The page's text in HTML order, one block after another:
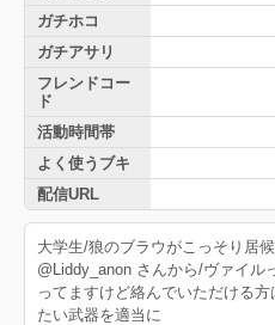
ガチホコ
ガチアサリ
フレンドコー
ド
活動時間帯
よく使うブキ
配信URL
大学生/狼のブラウがこっそり居
@Liddy_anon さんから/ヴァイル
ってますけど絡んでいただける方
たい武器を適当に